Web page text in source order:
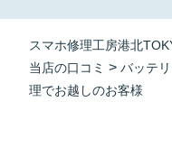
スマホ修理工房港北
当店の口コミ > バッテ
理でお越しのお客様